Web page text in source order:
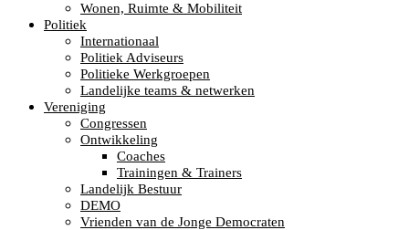
Wonen, Ruimte & Mobiliteit
Politiek
Internationaal
Politiek Adviseurs
Politieke Werkgroepen
Landelijke teams & netwerken
Vereniging
Congressen
Ontwikkeling
Coaches
Trainingen & Trainers
Landelijk Bestuur
DEMO
Vrienden van de Jonge Democraten